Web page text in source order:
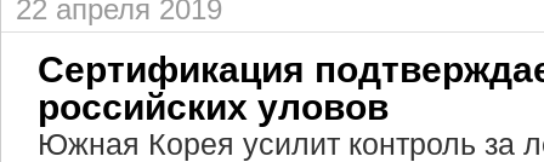
22 апреля 2019
Сертификация
российских уловов
Южная Корея усилит контроль за